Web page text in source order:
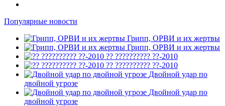
Популярные новости
Грипп, ОРВИ и их жертвы
Грипп, ОРВИ и их жертвы
?? ?????????? ??-2010
?? ?????????? ??-2010
Двойной удар по
двойной угрозе
Двойной удар по
двойной угрозе